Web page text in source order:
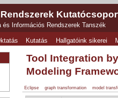
és Információs Rendszerek Tanszék
Kutatás Hallgatóink sikerei
Tool Integration
Modeling
Eclipse graph transformation model